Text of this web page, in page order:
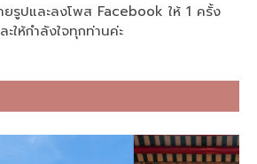
ยรูปและลงโพส Facebook ให้ 1 ครั้ง
ให้กำลังใจทุกท่านค่ะ